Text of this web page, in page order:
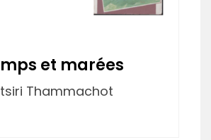
et marées
Thammachot